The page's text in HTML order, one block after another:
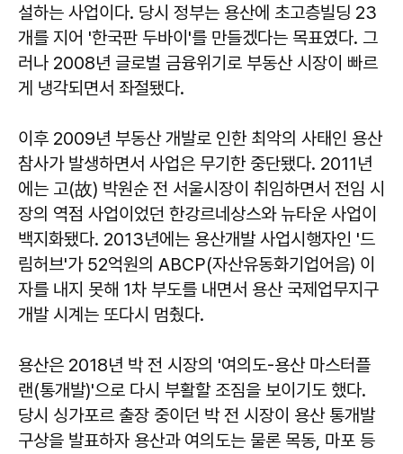
설하는 사업이다. 당시 정부는 용산에 초고층빌딩 23
개를 지어 '한국판 두바이'를 만들겠다는 목표였다. 그
러나 2008년 글로벌 금융위기로 부동산 시장이 빠르
게 냉각되면서 좌절됐다.
이후 2009년 부동산 개발로 인한 최악의 사태인 용산
참사가 발생하면서 사업은 무기한 중단됐다. 2011년
에는 고(故) 박원순 전 서울시장이 취임하면서 전임 시
장의 역점 사업이었던 한강르네상스와 뉴타운 사업이
백지화됐다. 2013년에는 용산개발 사업시행자인 '드
림허브'가 52억원의 ABCP(자산유동화기업어음) 이
자를 내지 못해 1차 부도를 내면서 용산 국제업무지구
개발 시계는 또다시 멈췄다.
용산은 2018년 박 전 시장의 '여의도-용산 마스터플
랜(통개발)'으로 다시 부활할 조짐을 보이기도 했다.
당시 싱가포르 출장 중이던 박 전 시장이 용산 통개발
구상을 발표하자 용산과 여의도는 물론 목동, 마포 등